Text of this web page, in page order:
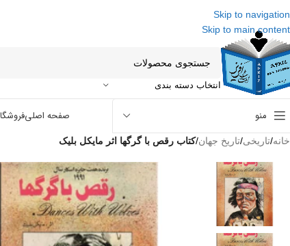
Skip to navigation
Skip to main content
انتخاب دسته بندی
منو صفحه اصلی
خانه/تاریخی/تاریخ جهان/کتاب رقص با گرگها اثر مایکل بلیک